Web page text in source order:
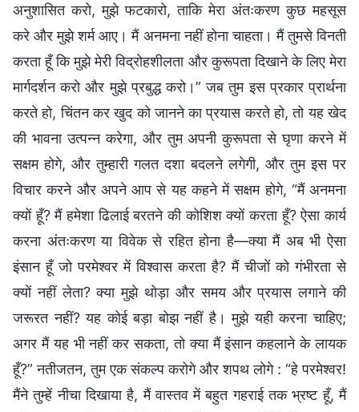
अनुशासित करो, मुझे फटकारो, ताकि मेरा अंतःकरण कुछ महसूस
करे और मुझे शर्म आए। मैं अनमना नहीं होना चाहता। मैं तुमसे विनती
करता हूँ कि मुझे मेरी विद्रोहशीलता और कुरूपता दिखाने के लिए मेरा
मार्गदर्शन करो और मुझे प्रबुद्ध करो।” जब तुम इस प्रकार प्रार्थना
करते हो, चिंतन कर खुद को जानने का प्रयास करते हो, तो यह खेद
की भावना उत्पन्न करेगा, और तुम अपनी कुरूपता से घृणा करने में
सक्षम होगे, और तुम्हारी गलत दशा बदलने लगेगी, और तुम इस पर
विचार करने और अपने आप से यह कहने में सक्षम होगे, “मैं अनमना
क्यों हूँ? मैं हमेशा ढिलाई बरतने की कोशिश क्यों करता हूँ? ऐसा कार्य
करना अंतःकरण या विवेक से रहित होना है—क्या मैं अब भी ऐसा
इंसान हूँ जो परमेश्वर में विश्वास करता है? मैं चीजों को गंभीरता से
क्यों नहीं लेता? क्या मुझे थोड़ा और समय और प्रयास लगाने की
जरूरत नहीं? यह कोई बड़ा बोझ नहीं है। मुझे यही करना चाहिए;
अगर मैं यह भी नहीं कर सकता, तो क्या मैं इंसान कहलाने के लायक
हूँ?” नतीजतन, तुम एक संकल्प करोगे और शपथ लोगे : “हे परमेश्वर!
मैंने तुम्हें नीचा दिखाया है, मैं वास्तव में बहुत गहराई तक भ्रष्ट हूँ, मैं